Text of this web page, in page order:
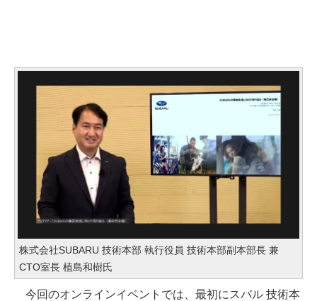
株式会社SUBARU 技術本部 執行役員 技術本部副本部長 兼
CTO室長 植島和樹氏
今回のオンラインイベントでは、最初にスバル 技術本